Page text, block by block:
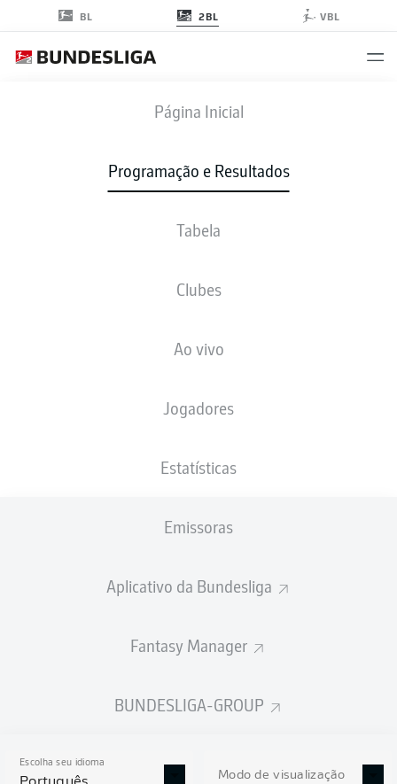
BL 2BL VBL
Página Inicial
Programação e Resultados
Tabela
Clubes
Ao vivo
Jogadores
Estatísticas
Emissoras
Aplicativo da Bundesliga
Fantasy Manager
BUNDESLIGA-GROUP
Escolha seu idioma
Modo de visualização
F95 S04
2 0
ESCALAÇÕES